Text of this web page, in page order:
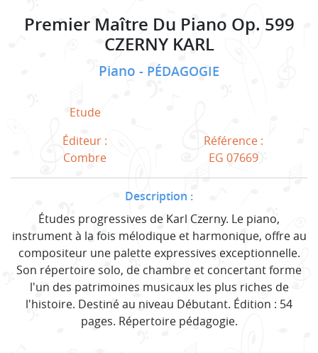
Premier Maître Du Piano Op. 599
CZERNY KARL
Piano PÉDAGOGIE
Etude
Éditeur :
Combre
Référence :
EG 07669
Description :
Études progressives de Karl Czerny. Le piano,
instrument à la fois mélodique et harmonique, offre au
compositeur une palette expressives exceptionnelle.
Son répertoire solo, de chambre et concertant forme
l'un des patrimoines musicaux les plus riches de
l'histoire. Destiné au niveau Débutant. Édition : 54
pages. Répertoire pédagogie.